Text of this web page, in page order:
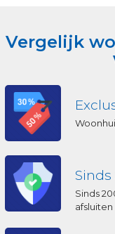
Vergelijk
Sinds
afsluiten